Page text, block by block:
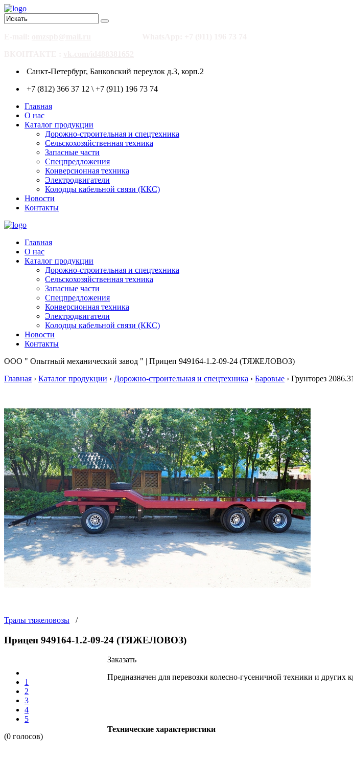
Санкт-Петербург, Банковский переулок д.3, корп.2
+7 (812) 366 37 12 \ +7 (911) 196 73 74
Главная
О нас
Каталог продукции
Дорожно-строительная и спецтехника
Сельскохозяйственная техника
Запасные части
Спецпредложения
Конверсионная техника
Электродвигатели
Колодцы кабельной связи (ККС)
Новости
Контакты
Главная
О нас
Каталог продукции
Дорожно-строительная и спецтехника
Сельскохозяйственная техника
Запасные части
Спецпредложения
Конверсионная техника
Электродвигатели
Колодцы кабельной связи (ККС)
Новости
Контакты
ООО " Опытный механический завод " | Прицеп 949164-1.2-09-24 (ТЯЖЕЛОВОЗ)
Главная › Каталог продукции › Дорожно-строительная и спецтехника › Баровые › Грунторез 2086.31
Тралы тяжеловозы /
Прицеп 949164-1.2-09-24 (ТЯЖЕЛОВОЗ)
1
2
3
4
5
(0 голосов)
Заказать
Предназначен для перевозки колесно-гусеничной техники и других
Технические характеристики